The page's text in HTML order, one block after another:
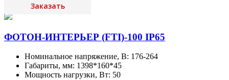
Заказать
ФОТОН-ИНТЕРЬЕР (FTI)-100 IP65
Номинальное напряжение, В: 176-264
Габариты, мм: 1398*160*45
Мощность нагрузки, Вт: 50